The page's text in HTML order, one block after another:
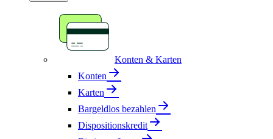
Konten & Karten
Konten
Karten
Bargeldlos bezahlen
Dispositionskredit